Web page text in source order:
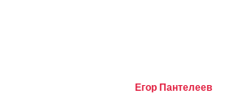
Егор Пантелеев